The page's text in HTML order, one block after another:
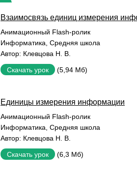
Взаимосвязь единиц измерения
Aнимационный Flash-ролик
Информатика Средняя школа
Автор: Клевцова Н. В.
Скачать урок (5,94 Мб)
Единицы измерения информации
Aнимационный Flash-ролик
Информатика Средняя школа
Автор: Клевцова Н. В.
Скачать урок (6,3 Мб)